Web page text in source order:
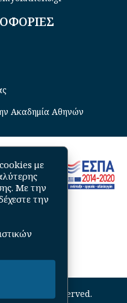
Ακαδημία Αθηνών
All Rights Reserved.
με
Με την
την